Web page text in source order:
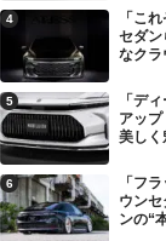
「こ
セダン
なクラ
「デ
アップ
美しく
「フ
ウン
ンの“